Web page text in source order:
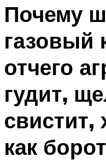
Почему
газовый
отчего
гудит,
свистит,
как